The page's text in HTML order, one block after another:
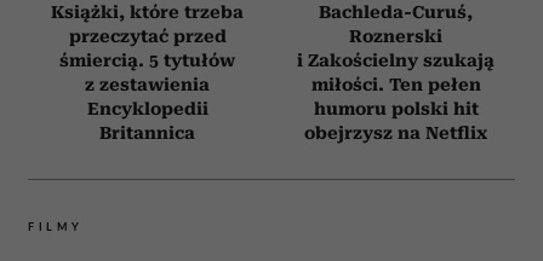
Książki, które trzeba
przeczytać przed
śmiercią. 5 tytułów
z zestawienia
Encyklopedii
Britannica
Bachleda-Curuś,
Roznerski
i Zakościelny szukają
miłości. Ten pełen
humoru polski hit
obejrzysz na Netflix
FILMY